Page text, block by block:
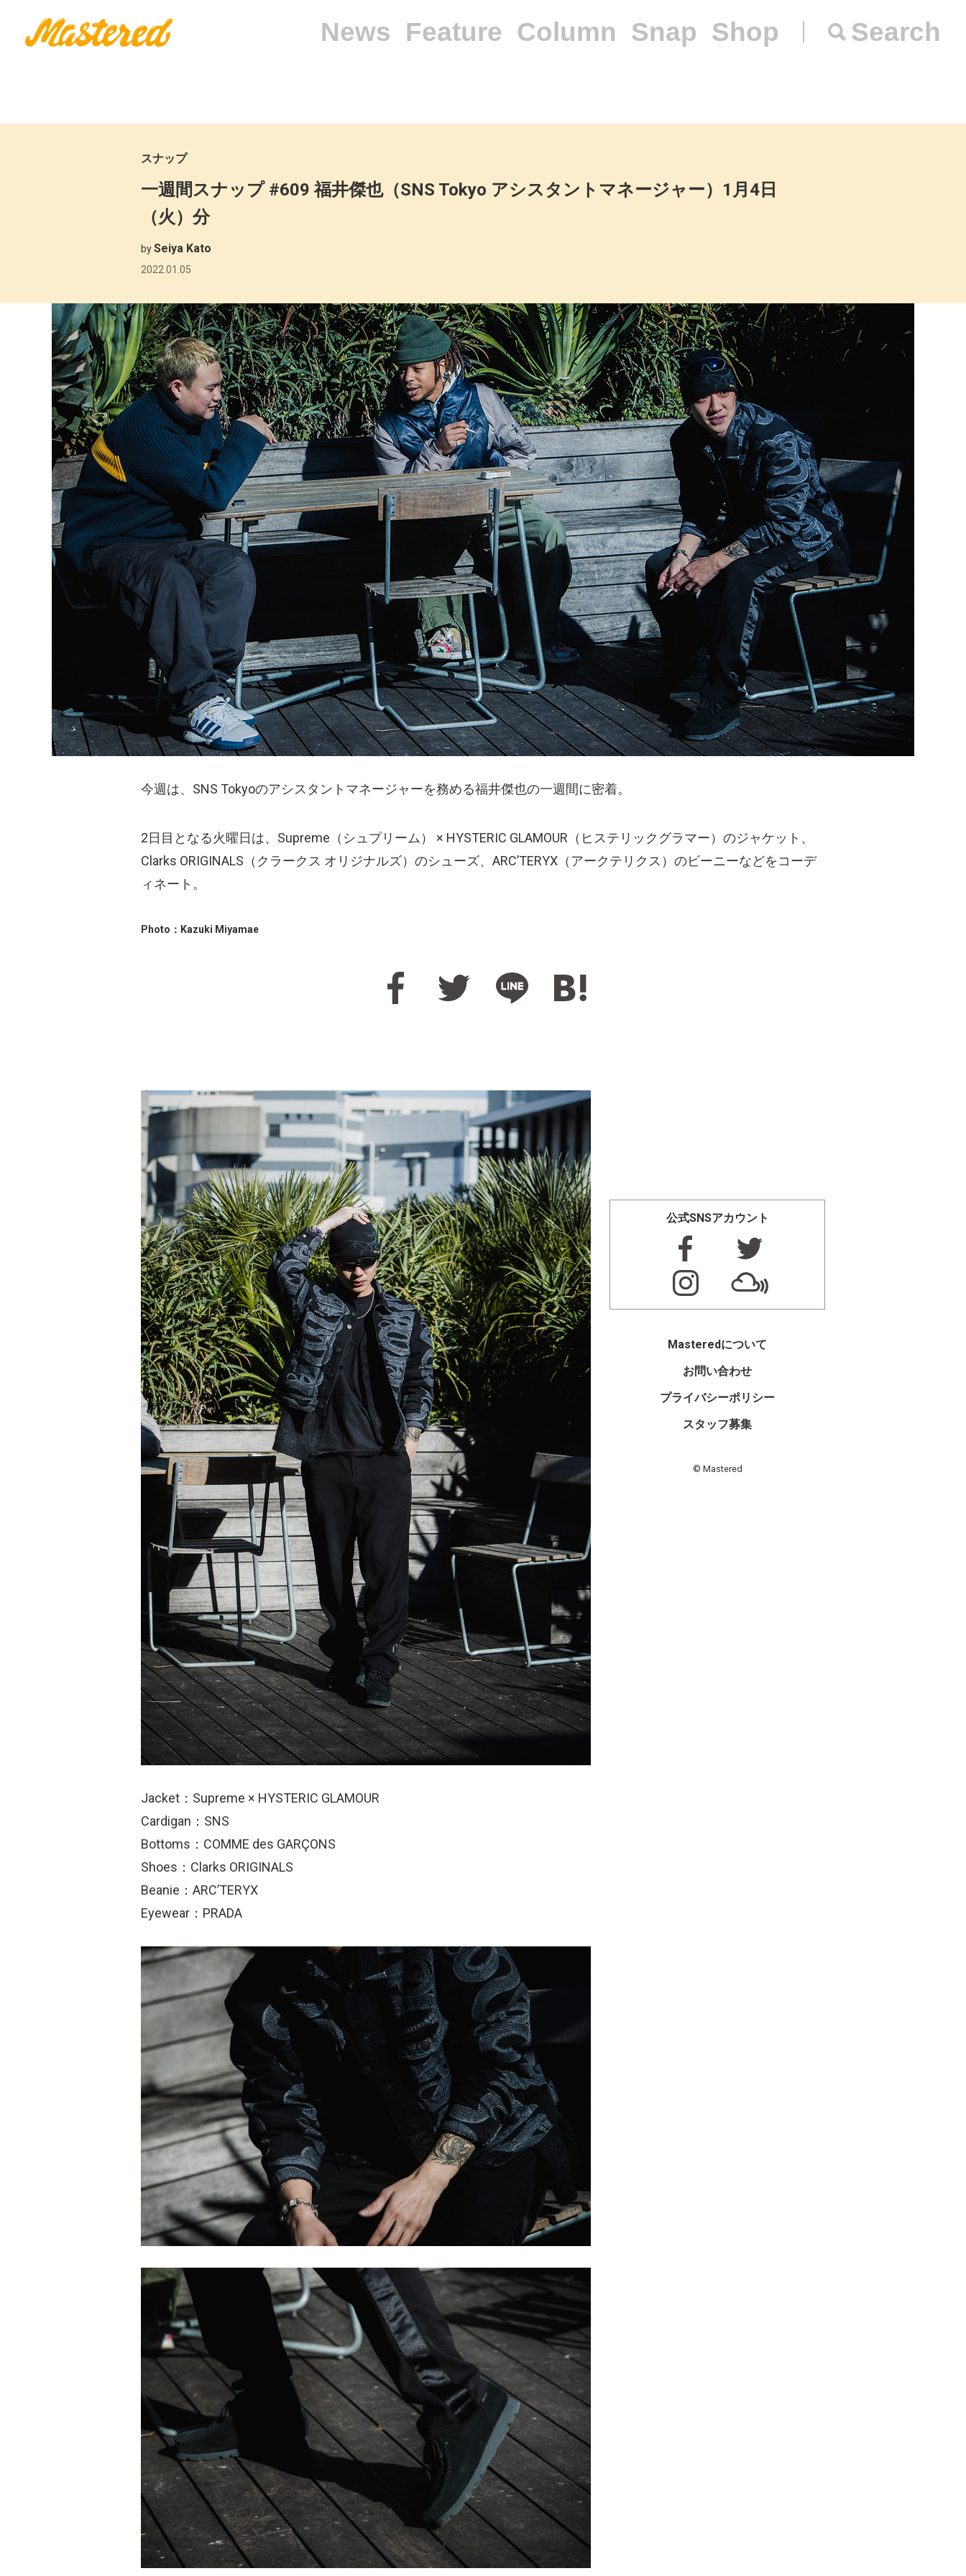
News Feature Column Snap Shop Search
スナップ
一週間スナップ #609 福井傑也（SNS Tokyo アシスタントマネージャー）1月4日
（火）分
bySeiya Kato
2022.01.05
今週は、SNS Tokyoのアシスタントマネージャーを務める福井傑也の一週間に密着。
2日目となる火曜日は、Supreme（シュプリーム） × HYSTERIC GLAMOUR（ヒステリックグラマー）のジャケット、
Clarks ORIGINALS（クラークス オリジナルズ）のシューズ、ARC’TERYX（アークテリクス）のビーニーなどをコーデ
ィネート。
Photo：Kazuki Miyamae
Jacket：Supreme × HYSTERIC GLAMOUR
Cardigan：SNS
Bottoms：COMME des GARÇONS
Shoes：Clarks ORIGINALS
Beanie：ARC’TERYX
Eyewear：PRADA
公式SNSアカウント
Masteredについて
お問い合わせ
プライバシーポリシー
スタッフ募集
© Mastered